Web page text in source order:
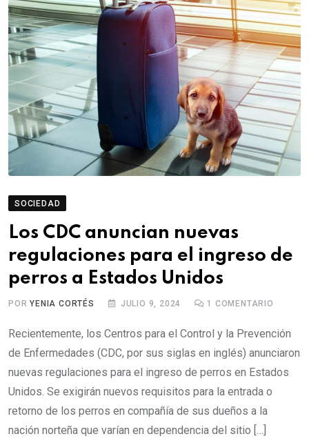
SOCIEDAD
Los CDC anuncian nuevas
regulaciones para el ingreso de
perros a Estados Unidos
PORYENIA CORTÉS JULIO 9, 2024 1 COMENTARIO
Recientemente, los Centros para el Control y la Prevención
de Enfermedades (CDC, por sus siglas en inglés) anunciaron
nuevas regulaciones para el ingreso de perros en Estados
Unidos. Se exigirán nuevos requisitos para la entrada o
retorno de los perros en compañía de sus dueños a la
nación norteña que varían en dependencia del sitio […]